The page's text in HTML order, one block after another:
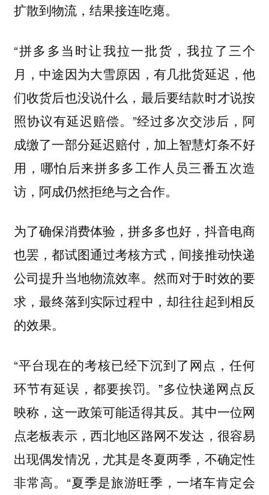
扩散到物流，结果接连吃瘪。
“拼多多当时让我拉一批货，我拉了三个
月，中途因为大雪原因，有几批货延迟，他
们收货后也没说什么，最后要结款时才说按
照协议有延迟赔偿。”经过多次交涉后，阿
成缴了一部分延迟赔付，加上智慧灯条不好
用，哪怕后来拼多多工作人员三番五次造
访，阿成仍然拒绝与之合作。
为了确保消费体验，拼多多也好，抖音电商
也罢，都试图通过考核方式，间接推动快递
公司提升当地物流效率。然而对于时效的要
求，最终落到实际过程中，却往往起到相反
的效果。
“平台现在的考核已经下沉到了网点，任何
环节有延误，都要挨罚。”多位快递网点反
映称，这一政策可能适得其反。其中一位网
点老板表示，西北地区路网不发达，很容易
出现偶发情况，尤其是冬夏两季，不确定性
非常高。“夏季是旅游旺季，一堵车肯定会